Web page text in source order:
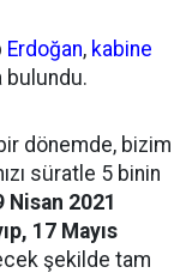
Erdoğan, kabine
bulundu.
dönemde, bizim
süratle 5 binin
Nisan 2021
17 Mayıs
şekilde tam